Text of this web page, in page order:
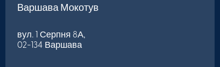
Варшава Мокотув
вул. 1 Серпня 8А,
02-134 Варшава